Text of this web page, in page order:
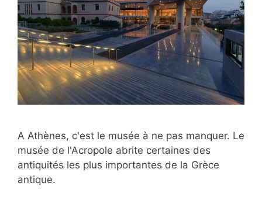
A Athènes, c'est le musée à ne pas manquer. Le
musée de l'Acropole abrite certaines des
antiquités les plus importantes de la Grèce
antique.